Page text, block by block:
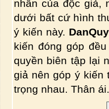
nhân của độc giả,
dưới bất cứ hình
ý kiến này.
kiến đóng góp
quyền biên tập lại
giả nên góp ý kiến
trọng nhau. Thân